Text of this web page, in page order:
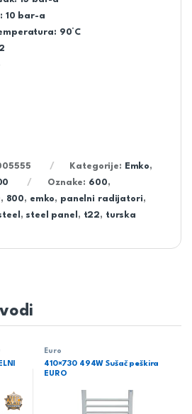
10 bar-a
90°C
Kategorije: Emko,
Oznake: 600,
, 800, emko, panelni radijatori,
, steel panel , t22, turska
Euro
410×730 494W Sušač peškira
EURO